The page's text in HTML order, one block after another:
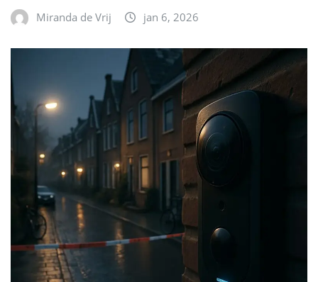
Miranda de Vrij jan 6, 2026